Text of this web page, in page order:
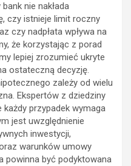
nie nakłada
czy istnieje limit roczny
czy nadpłata wpływa na
że korzystając z porad
lepiej zrozumieć ukryte
ostateczną decyzję.
zależy od wielu
Ekspertów z dziedziny
każdy przypadek wymaga
jest uwzględnienie
inwestycji,
warunków umowy
powinna być podyktowana